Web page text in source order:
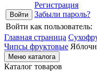
Регистрация
Забыли пароль?
Войти как пользователь:
Главная страница
Чипсы фруктовые
Меню каталога
Каталог товаров